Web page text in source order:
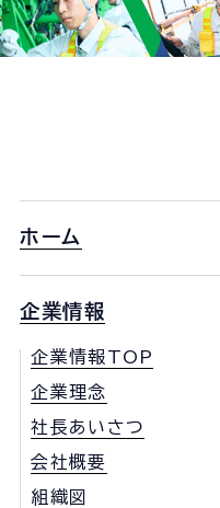
ホーム
企業情報
企業情報TOP
企業理念
社長あいさつ
会社概要
組織図